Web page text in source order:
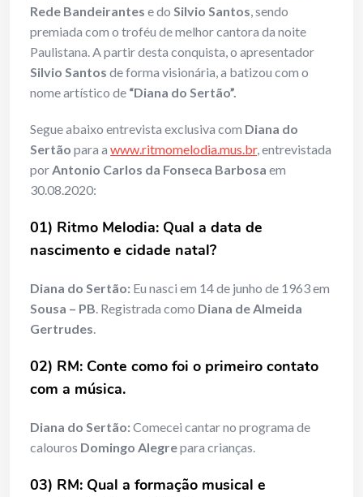
Rede Bandeirantes e do Silvio Santos, sendo
premiada com o troféu de melhor cantora da noite
Paulistana. A partir desta conquista, o apresentador
Silvio Santos de forma visionária, a batizou com o
nome artístico de “Diana do Sertão”.
Segue abaixo entrevista exclusiva com Diana do
Sertão para a www.ritmomelodia.mus.br, entrevistada
porAntonio Carlos da Fonseca Barbosa em
30.08.2020:
01) Ritmo Melodia: Qual a data de
nascimento e cidade natal?
Diana do Sertão: Eu nasci em 14 de junho de 1963 em
Sousa – PB. Registrada como Diana de Almeida
Gertrudes.
02) RM: Conte como foi o primeiro contato
com a música.
Diana do Sertão:Comecei cantar no programa de
calouros Domingo Alegrepara crianças.
03) RM: Qual a formação musical e